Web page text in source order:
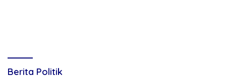
Berita Politik